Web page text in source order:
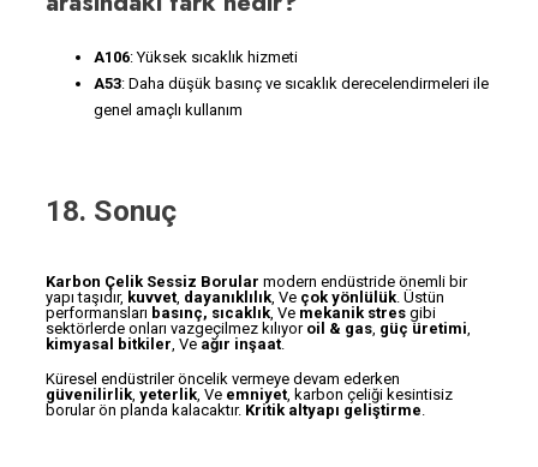
A106: Yüksek sıcaklık hizmeti
A53: Daha düşük basınç ve sıcaklık derecelendirmeleri ile
genel amaçlı kullanım
18. Sonuç
Karbon Çelik Sessiz Borular modern endüstride önemli bir
yapı taşıdır, kuvvet, dayanıklılık, Ve çok yönlülük. Üstün
performansları basınç, sıcaklık, Ve mekanik stres gibi
sektörlerde onları vazgeçilmez kılıyor oil & gas, güç üretimi,
kimyasal bitkiler, Ve ağır inşaat.
Küresel endüstriler öncelik vermeye devam ederken
güvenilirlik, yeterlik, Ve emniyet, karbon çeliği kesintisiz
borular ön planda kalacaktır. Kritik altyapı geliştirme.